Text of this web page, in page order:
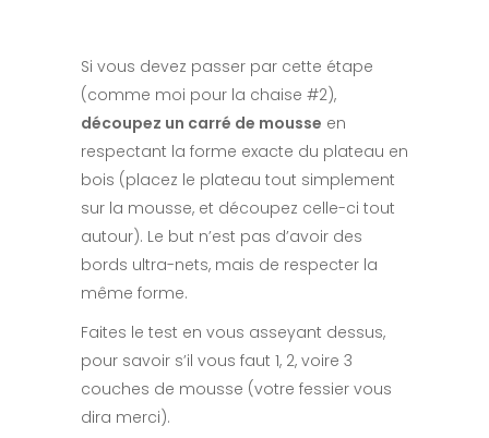
Si vous devez passer par cette étape
(comme moi pour la chaise #2),
découpez un carré de mousse en
respectant la forme exacte du plateau en
bois (placez le plateau tout simplement
sur la mousse, et découpez celle-ci tout
autour). Le but n’est pas d’avoir des
bords ultra-nets, mais de respecter la
même forme.
Faites le test en vous asseyant dessus,
pour savoir s’il vous faut 1, 2, voire 3
couches de mousse (votre fessier vous
dira merci).